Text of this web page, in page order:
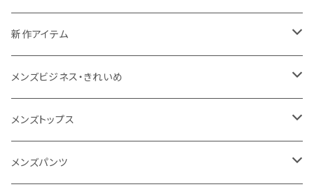
NANGA
1PIU1UGUALE3 RELAX
go slow caravan
SY32 by SWEET YEARS
メンズ
レディース
新作アイテム
メンズ
レディース
メンズビジネス・きれいめ
スーツ
カジュアルセットアップ
メンズトップス
Tシャツ/カットソー
メンズパンツ